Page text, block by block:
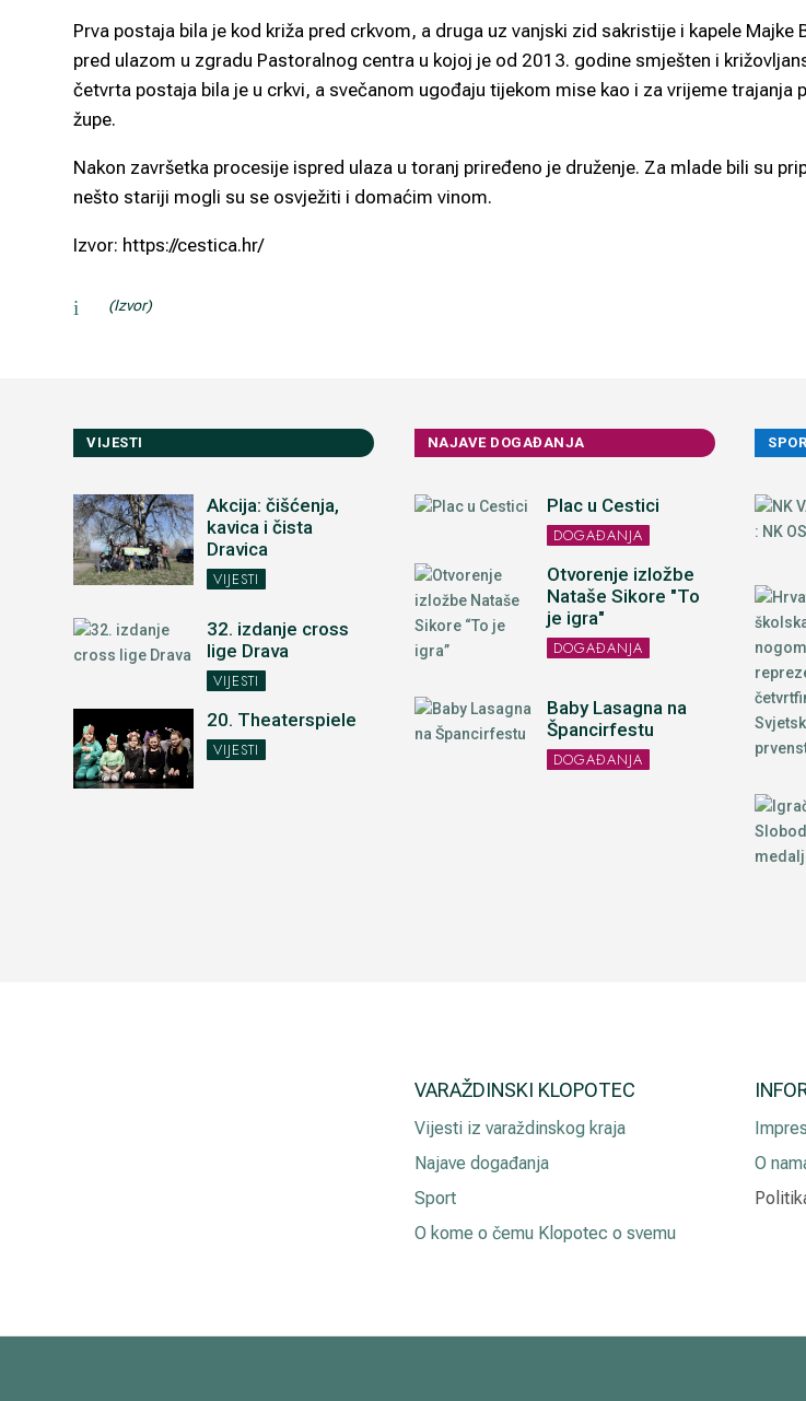
Prva postaja bila je kod križa pred crkvom, a druga uz vanjski zid sakristije i kapele Majke
pred ulazom u zgradu Pastoralnog centra u kojoj je od 2013. godine smješten i
četvrta postaja bila je u crkvi, a svečanom ugođaju tijekom mise kao i za vrijeme trajanja
župe.
Nakon završetka procesije ispred ulaza u toranj priređeno je druženje. Za mlade bili su
nešto stariji mogli su se osvježiti i domaćim vinom.
Izvor: https://cestica.hr/
i (Izvor)
VIJESTI
Akcija: čišćenja,
kavica i čista
Dravica
VIJESTI
32. izdanje cross
lige Drava
VIJESTI
20. Theaterspiele
VIJESTI
NAJAVE DOGAĐANJA
Plac u Cestici
DOGAĐANJA
Otvorenje izložbe
Nataše Sikore "To
je igra"
DOGAĐANJA
Baby Lasagna na
Špancirfestu
DOGAĐANJA
VARAŽDINSKI KLOPOTEC
Vijesti iz varaždinskog kraja
Najave događanja
Sport
O kome o čemu Klopotec o svemu
O